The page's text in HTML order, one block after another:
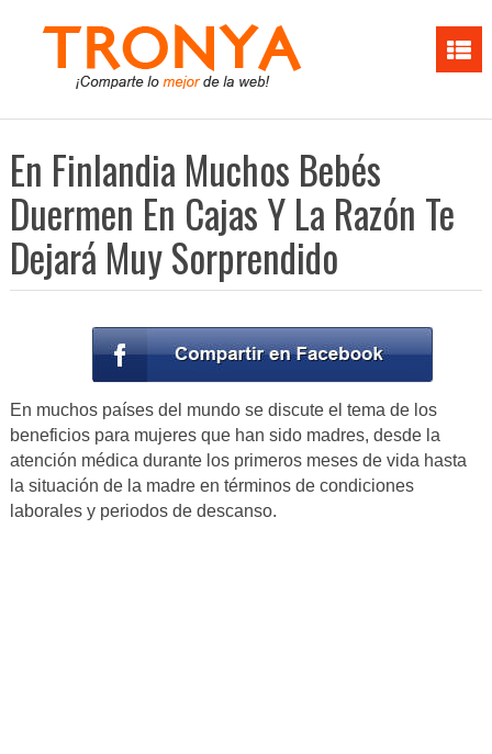
En Finlandia Muchos Bebés
Duermen En Cajas Y La Razón Te
Dejará Muy Sorprendido
En muchos países del mundo se discute el tema de los
beneficios para mujeres que han sido madres, desde la
atención médica durante los primeros meses de vida hasta
la situación de la madre en términos de condiciones
laborales y periodos de descanso.